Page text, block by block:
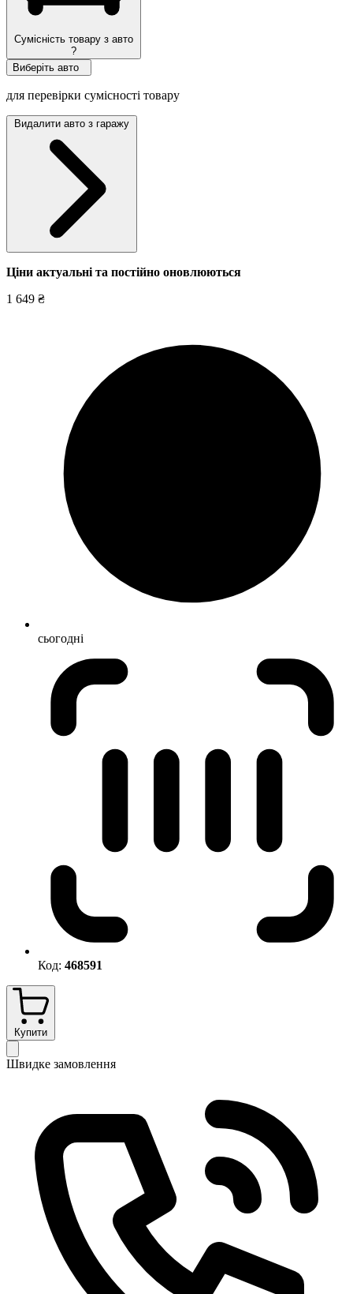
Сумісність товару з авто
?
Виберіть авто
для перевірки сумісності товару
Видалити авто з гаражу
Ціни актуальні та постійно оновлюються
1 649 ₴
сьогодні
Код: 468591
Купити
Швидке замовлення